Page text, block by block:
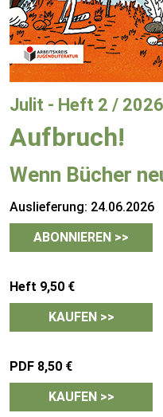
Julit - Heft 2 / 2026
Aufbruch!
Wenn Bücher
Auslieferung: 24.06.2026
ABONNIEREN >>
Heft 9,50 €
KAUFEN >>
PDF 8,50 €
KAUFEN >>